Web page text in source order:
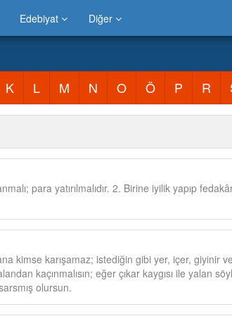
Edebiyat Diğer
K L M N O Ö P R
para yatırılmalıdır. 2. Birine iyilik yapıp
kimse karışamaz; istediğin gibi yer, içer, giyinir
kaçınmalısın; eğer çıkar kaygısı ile yalan
olursun.